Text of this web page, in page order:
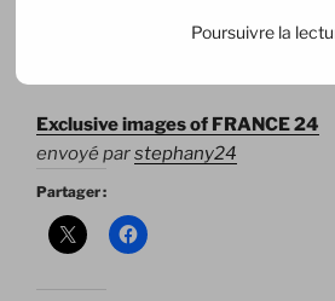
têtes connues dans la bande-
Exclusive images of FRANCE 24
envoyé parstephany24
Partager :
Poursuivre la